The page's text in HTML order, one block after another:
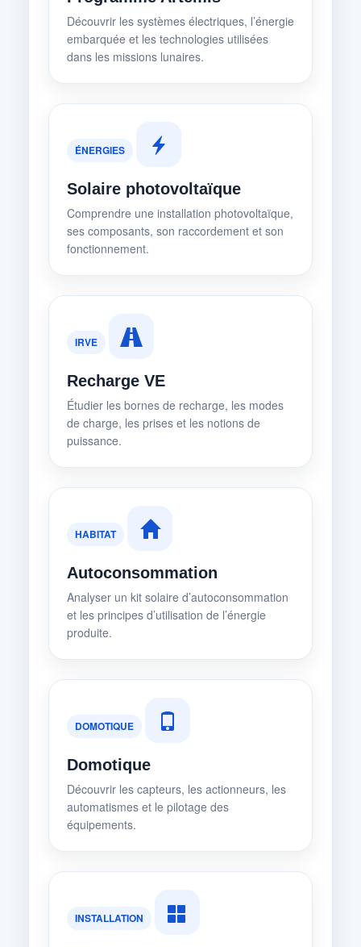
Découvrir les systèmes électriques, l’énergie
embarquée et les technologies utilisées
dans les missions lunaires.
ÉNERGIES
Solaire photovoltaïque
Comprendre une installation photovoltaïque,
ses composants, son raccordement et son
fonctionnement.
IRVE
Recharge VE
Étudier les bornes de recharge, les modes
de charge, les prises et les notions de
puissance.
HABITAT
Autoconsommation
Analyser un kit solaire d’autoconsommation
et les principes d’utilisation de l’énergie
produite.
DOMOTIQUE
Domotique
Découvrir les capteurs, les actionneurs, les
automatismes et le pilotage des
équipements.
INSTALLATION